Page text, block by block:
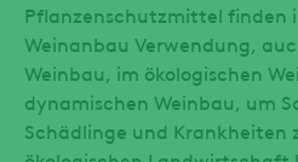
Pflanzenschutzmittel finden
Weinanbau Verwendung,
Weinbau, im ökologischen
dynamischen Weinbau, um
Schädlinge und Krankheiten